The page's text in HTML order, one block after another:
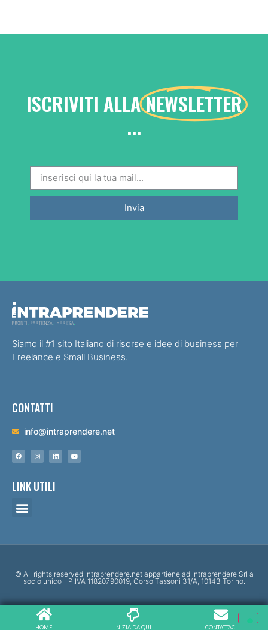
ISCRIVITI ALLANEWSLETTER
...
Invia
Siamo il #1 sito Italiano di risorse e idee di business per
Freelance e Small Business.
CONTATTI
info@intraprendere.net
LINK UTILI
© All rights reserved Intraprendere.net appartiene ad Intraprendere Srl a
socio unico - P.IVA 11820790019, Corso Tassoni 31/A, 10143 Torino.
HOME INIZIA DA QUI CONTATTACI